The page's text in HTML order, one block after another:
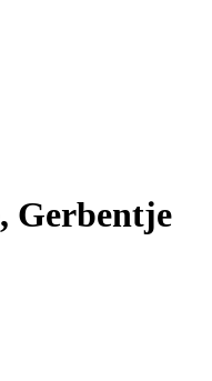
Gerbentje